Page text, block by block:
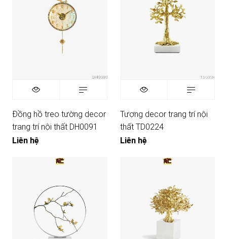
Đồng hồ treo tường decor
trang trí nội thất DH0091
Liên hệ
Tượng decor trang trí nội
thất TD0224
Liên hệ